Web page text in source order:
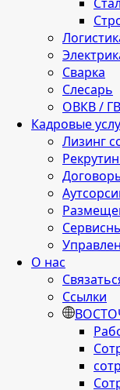
Сварка
Слесарь
ОВКВ /
Кадровые
Лизинг
О нас
Ссылки